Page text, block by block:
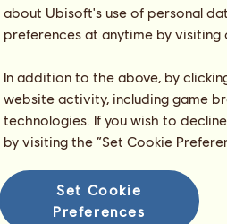
about Ubisoft's use of personal
preferences at anytime by
In addition to the above, by
website activity, including game
technologies. If you wish to
by visiting the “Set Cookie
Set Cookie
Preferences